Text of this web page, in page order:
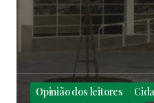
Opinião dos leitores